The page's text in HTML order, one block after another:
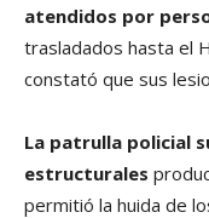
atendidos por
trasladados hasta el
constató que sus
La patrulla policial
estructurales
permitió la huida de